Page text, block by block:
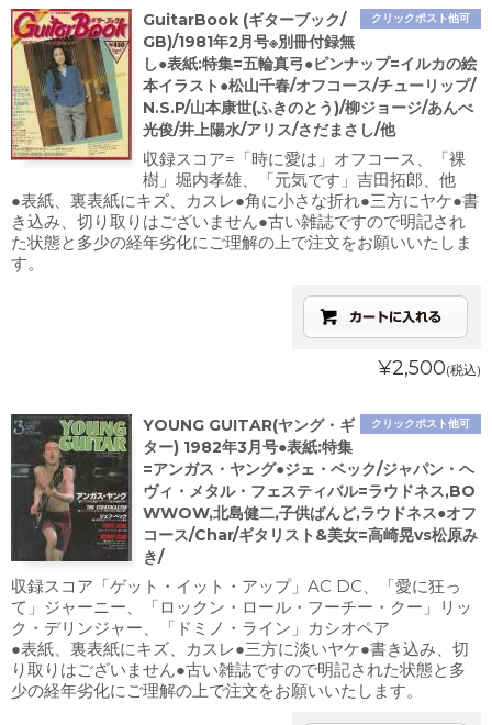
クリックポスト他可
GuitarBook (ギターブック/
GB)/1981年2月号※別冊付録無
し●表紙:特集=五輪真弓●ピンナップ=イルカの絵
本イラスト●松山千春/オフコース/チューリップ/
N.S.P/山本康世(ふきのとう)/柳ジョージ/あんべ
光俊/井上陽水/アリス/さだまさし/他
収録スコア=「時に愛は」オフコース、「裸
樹」堀内孝雄、「元気です」吉田拓郎、他
●表紙、裏表紙にキズ、カスレ●角に小さな折れ●三方にヤケ●書
き込み、切り取りはございません●古い雑誌ですので明記され
た状態と多少の経年劣化にご理解の上で注文をお願いいたしま
す。
¥2,500(税込)
クリックポスト他可
YOUNG GUITAR(ヤング・ギ
ター) 1982年3月号●表紙:特集
=アンガス・ヤング●ジェ・ベック/ジャパン・ヘ
ヴィ・メタル・フェスティバル=ラウドネス,BO
WWOW,北島健二,子供ばんど,ラウドネス●オフ
コース/Char/ギタリスト&美女=高崎晃vs松原み
き/
収録スコア「ゲット・イット・アップ」AC DC、「愛に狂っ
て」ジャーニー、「ロックン・ロール・フーチー・クー」リッ
ク・デリンジャー、「ドミノ・ライン」カシオペア
●表紙、裏表紙にキズ、カスレ●三方に淡いヤケ●書き込み、切
り取りはございません●古い雑誌ですので明記された状態と多
少の経年劣化にご理解の上で注文をお願いいたします。